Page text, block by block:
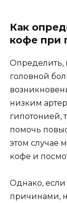
Как
кофе при
Определить,
головной
низким
гипотонией,
помочь
этом случае
кофе и
Однако, если
причинами,